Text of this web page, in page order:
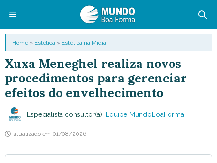
conteúdo
Menu
Home » Estética » Estética na Mídia
Xuxa Meneghel realiza novos
procedimentos para gerenciar
efeitos do envelhecimento
Especialista consultor(a): Equipe MundoBoaForma
atualizado em 01/08/2026